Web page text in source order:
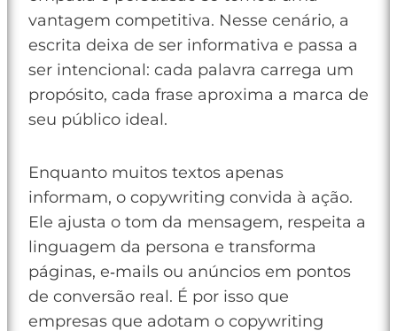
vantagem competitiva. Nesse cenário, a
escrita deixa de ser informativa e passa a
ser intencional: cada palavra carrega um
propósito, cada frase aproxima a marca de
seu público ideal.
Enquanto muitos textos apenas
informam, o copywriting convida à ação.
Ele ajusta o tom da mensagem, respeita a
linguagem da persona e transforma
páginas, e‑mails ou anúncios em pontos
de conversão real. É por isso que
empresas que adotam o copywriting